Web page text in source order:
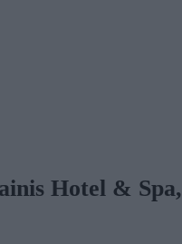
Hotel & Spa,